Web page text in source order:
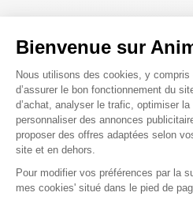
Bienvenue sur
Plateforme de
Nous utilisons des cookies, y
d’assurer le bon fonctionnement du
d’achat, analyser le trafic, optimiser
personnaliser des annonces
proposer des offres adaptées selon
site et en dehors.
Pour modifier vos préférences par la
mes cookies' situé dans le pied de
Axeptio